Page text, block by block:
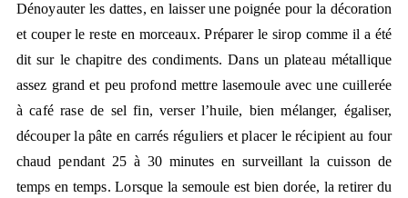
Dénoyauter les dattes, en laisser une poignée pour la décoration
et couper le reste en morceaux. Préparer le sirop comme il a été
dit sur le chapitre des condiments. Dans un plateau métallique
assez grand et peu profond mettre lasemoule avec une cuillerée
à café rase de sel fin, verser l’huile, bien mélanger, égaliser,
découper la pâte en carrés réguliers et placer le récipient au four
chaud pendant 25 à 30 minutes en surveillant la cuisson de
temps en temps. Lorsque la semoule est bien dorée, la retirer du